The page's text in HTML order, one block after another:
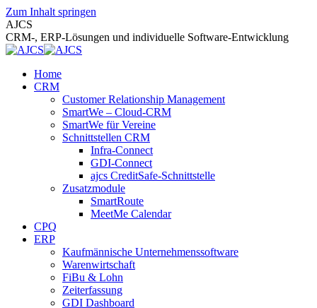
Zum Inhalt springen
AJCS
CRM-, ERP-Lösungen und individuelle Software-Entwicklung
Home
CRM
Customer Relationship Management
SmartWe – Cloud-CRM
SmartWe für Vereine
Schnittstellen CRM
Infra-Connect
GDI-Connect
ajcs CreditSafe-Schnittstelle
Zusatzmodule
SmartRoute
MeetMe Calendar
CPQ
ERP
Kaufmännische Unternehmenssoftware
Warenwirtschaft
FiBu & Lohn
Zeiterfassung
GDI Dashboard